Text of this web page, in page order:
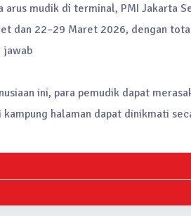
mudik di terminal, PMI Jakarta
dan 22–29 Maret 2026, dengan
jawab
ini, para pemudik dapat
halaman dapat dinikmati